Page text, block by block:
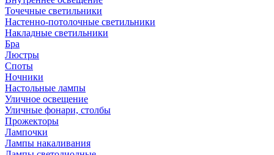
Точечные светильники
Настенно-потолочные светильники
Накладные светильники
Бра
Люстры
Споты
Ночники
Настольные лампы
Уличное освещение
Уличные фонари, столбы
Прожекторы
Лампочки
Лампы накаливания